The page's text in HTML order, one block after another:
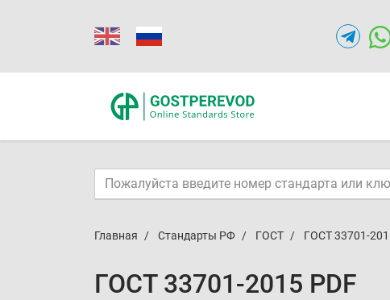
Главная Стандарты РФ ГОСТ ГОСТ 33701-
ГОСТ 33701-2015 PDF